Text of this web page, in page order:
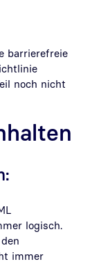
barrierefreie
noch nicht
logisch.
immer